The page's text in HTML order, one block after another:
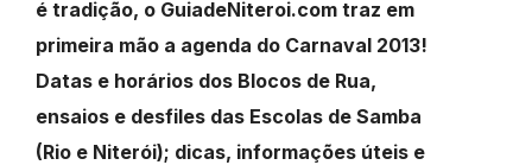
é tradição, o GuiadeNiteroi.com traz em
primeira mão a agenda do Carnaval 2013!
Datas e horários dos Blocos de Rua,
ensaios e desfiles das Escolas de Samba
(Rio e Niterói); dicas, informações úteis e